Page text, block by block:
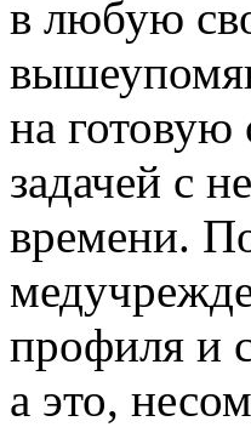
в любую
на
задачей с
времени.
профиля и
а это,